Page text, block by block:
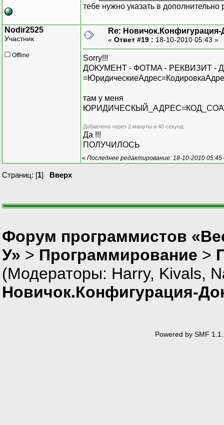
тебе нужно указать в
Nodir2525
Участник
Offline
Re:
« Ответ #19 : 18-10-2010 05:43 »
Sorry!!!
ДОКУМЕНТ - ФОТМА - РЕКВИЗИТ -
там у меня
Добавлено через 2 минуты и 40 секунд:
Да !!!
ПОЛУЧИЛОСЬ
« Последнее редактирование: 18-10-2010
Страниц: [1] Вверх
Форум программистов
У» > Программирование >
(Модераторы: Harry, Kivals,
Новичок.Конфигурация-
Powered by SMF